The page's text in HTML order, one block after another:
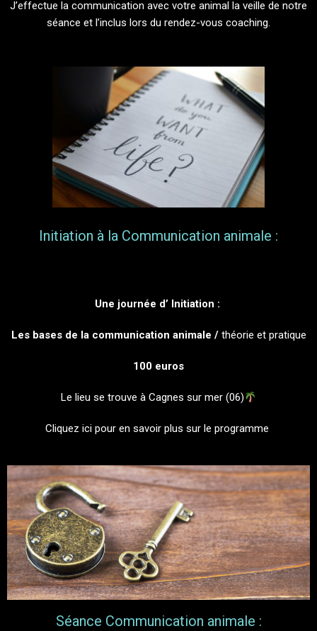
J’effectue la communication avec votre animal la veille de notre
séance et l’inclus lors du rendez-vous coaching.
Initiation à la Communication animale :
Une journée d’ Initiation :
Les bases de la communication animale / théorie et pratique
100 euros
Le lieu se trouve à Cagnes sur mer (06)
Cliquez ici pour en savoir plus sur le programme
Séance Communication animale :